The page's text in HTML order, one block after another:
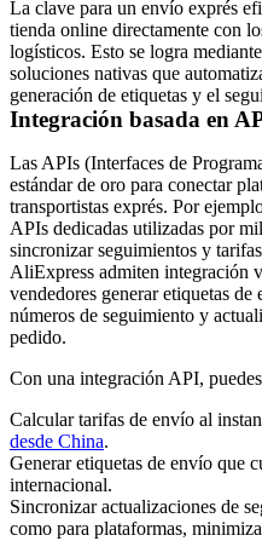
La clave para un envío exprés
tienda online directamente con
logísticos. Esto se logra
soluciones nativas que
generación de etiquetas y el
Integración basada en
Las APIs (Interfaces de
estándar de oro para conectar
transportistas exprés. Por
APIs dedicadas utilizadas por
sincronizar seguimientos y
AliExpress admiten integración
vendedores generar etiquetas
números de seguimiento y
pedido.
Con una integración API,
Calcular tarifas de envío al
desde China.
Generar etiquetas de envío que
internacional.
Sincronizar actualizaciones de
como para plataformas,